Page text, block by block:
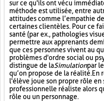
sur ce qu'ils ont vécu
méthode est utilisée, entre
attitudes comme l’empathie
certaines clientèles. Pour ce
santé (par ex., pathologies
permettre aux apprenants de
que ces personnes vivent au
problèmes d'ordre social ou
distingue de laSimulationpar
qu’on propose de la réalité. En
l'élève joue son propre rôle
professionnelle réaliste alors
rôle ou un personnage.